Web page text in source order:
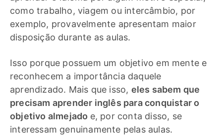
como trabalho, viagem ou intercâmbio, por
exemplo, provavelmente apresentam maior
disposição durante as aulas.
Isso porque possuem um objetivo em mente e
reconhecem a importância daquele
aprendizado. Mais que isso, eles sabem que
precisam aprender inglês para conquistar o
objetivo almejado e, por conta disso, se
interessam genuinamente pelas aulas.